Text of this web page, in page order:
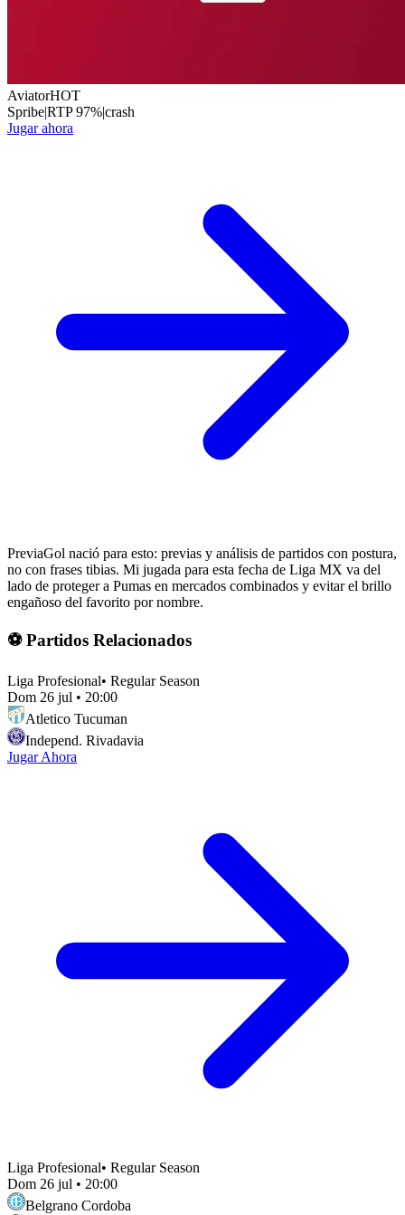
AviatorHOT
Spribe|RTP97%|crash
Jugar ahora
PreviaGol nació para esto: previas y análisis de partidos con postura,
no con frases tibias. Mi jugada para esta fecha de Liga MX va del
lado de proteger a Pumas en mercados combinados y evitar el brillo
engañoso del favorito por nombre.
⚽ Partidos Relacionados
Liga Profesional• Regular Season
Dom 26 jul • 20:00
Atletico Tucuman
Independ. Rivadavia
Jugar Ahora
Liga Profesional• Regular Season
Dom 26 jul • 20:00
Belgrano Cordoba